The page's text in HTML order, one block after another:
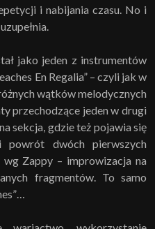
i nabijania czasu. No i
jako jeden z instrumentów
En Regalia” – czyli jak w
wątków melodycznych
przechodzące jeden w drugi
sekcja, gdzie też pojawia się
dwóch pierwszych
Zappy – improwizacja na
fragmentów. To samo